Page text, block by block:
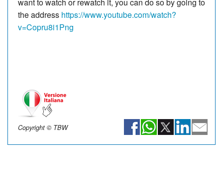
the address https://www.youtube.com/watch?
v=Copru8i1Png
Copyright © TBW